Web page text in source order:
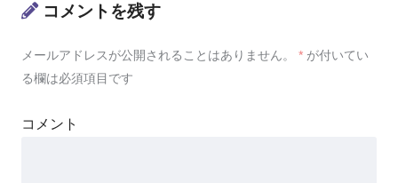
コメントを残す
メールアドレスが公開されることはありません。 * が付いてい
る欄は必須項目です
コメント